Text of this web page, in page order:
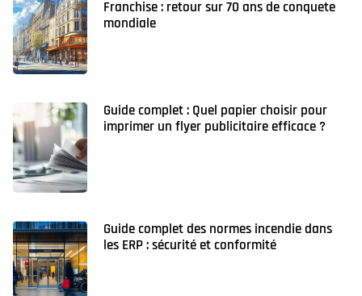
Franchise : retour sur 70 ans de conquete
mondiale
Guide complet : Quel papier choisir pour
imprimer un flyer publicitaire efficace ?
Guide complet des normes incendie dans
les ERP : sécurité et conformité